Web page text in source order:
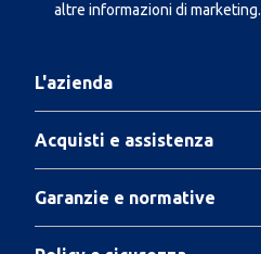
altre informazioni di marketing.
L'azienda
Acquisti e assistenza
Garanzie e normative